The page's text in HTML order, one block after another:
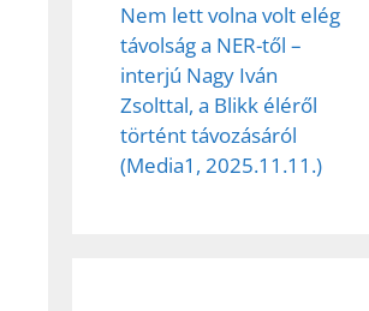
Nem lett volna volt elég
távolság a NER-től –
interjú Nagy Iván
Zsolttal, a Blikk éléről
történt távozásáról
(Media1, 2025.11.11.)